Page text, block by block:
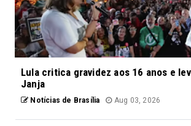
Lula critica gravidez aos 16 anos e
Janja
Notícias de Brasília Aug 03, 2026